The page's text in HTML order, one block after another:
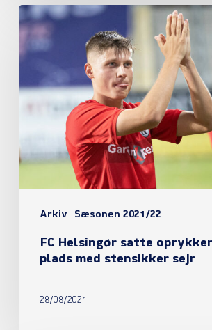
Arkiv Sæsonen 2021/22
FC
Helsingør
satte
oprykkerne
på
med
stensikker
FC Helsingør satte
plads med stensikker sejr
28/08/2021